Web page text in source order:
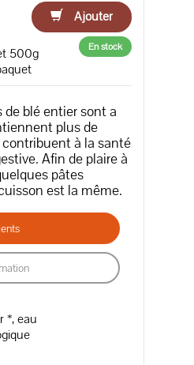
Ajouter
500g
En stock
blé entier sont a
plus de
à la santé
Afin de plaire à
pâtes
est la même.
*, eau